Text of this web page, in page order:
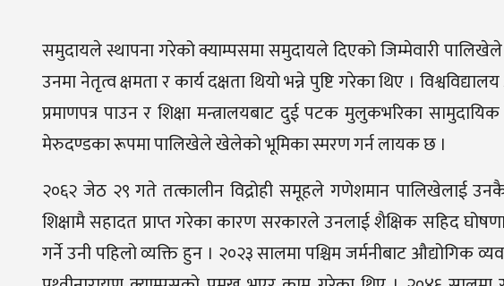
समुदायले स्थापना गरेको क्याम्पसमा समुदायले दिएको जिम्मेवारी
उनमा नेतृत्व क्षमता र कार्य दक्षता थियो भन्ने पुष्टि गरेका थिए ।
प्रमाणपत्र पाउन र शिक्षा मन्त्रालयबाट दुई पटक मुलुकभरिका
मेरुदण्डका रूपमा पालिखेले खेलेको भूमिका स्मरण गर्न लायक छ ।
२०६२ जेठ २९ गते तत्कालीन विद्रोही समूहले गणेशमान पालिखेलाई उनकै
शिक्षामै सहादत प्राप्त गरेका कारण सरकारले उनलाई शैक्षिक सहिद
गर्ने उनी पहिलो व्यक्ति हुन । २०२३ सालमा पश्चिम जर्मनीबाट